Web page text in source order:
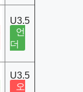
U3.5
언
더
U3.5
오